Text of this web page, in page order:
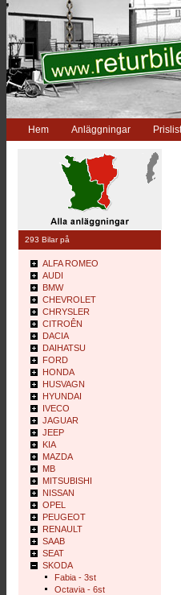
Hem Anläggningar
293 Bilar på
ALFA ROMEO
AUDI
BMW
CHEVROLET
CHRYSLER
CITROÊN
DACIA
DAIHATSU
FORD
HONDA
HUSVAGN
HYUNDAI
IVECO
JAGUAR
JEEP
KIA
MAZDA
MB
MITSUBISHI
NISSAN
OPEL
PEUGEOT
RENAULT
SAAB
SEAT
SKODA
Fabia - 3st
Octavia - 6st